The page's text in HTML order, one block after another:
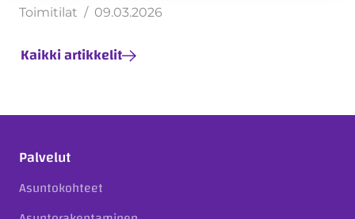
Toimitilat 09.03.2026
Kaikki artikkelit
Palvelut
Asuntokohteet